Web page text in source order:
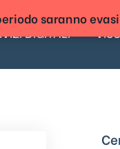
DIGITALI
saranno